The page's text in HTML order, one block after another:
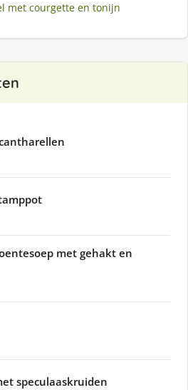
met courgette en tonijn
met gehakt en
speculaaskruiden